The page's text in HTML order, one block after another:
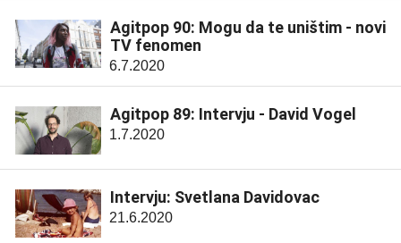
Agitpop 90: Mogu da te uništim - novi
TV fenomen
6.7.2020
Agitpop 89: Intervju - David Vogel
1.7.2020
Intervju: Svetlana Davidovac
21.6.2020